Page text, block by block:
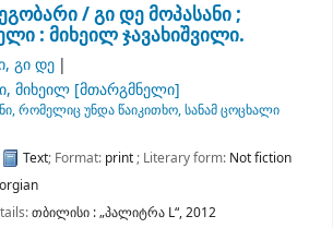
/გი დე მოპასანი ;
: მიხეილ ჯავახიშვილი.
გი დე
მიხეილ [მთარგმნელი]
რომელიც უნდა წაიკითხო, სანამ ცოცხალი
Text; Format: print; Literary form: Not fiction
თბილისი :„პალიტრა L“,2012